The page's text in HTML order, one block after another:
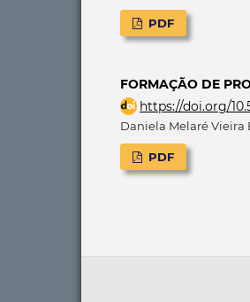
PDF
FORMAÇÃO DE
https://doi.org/
Daniela Melaré Vieira
PDF